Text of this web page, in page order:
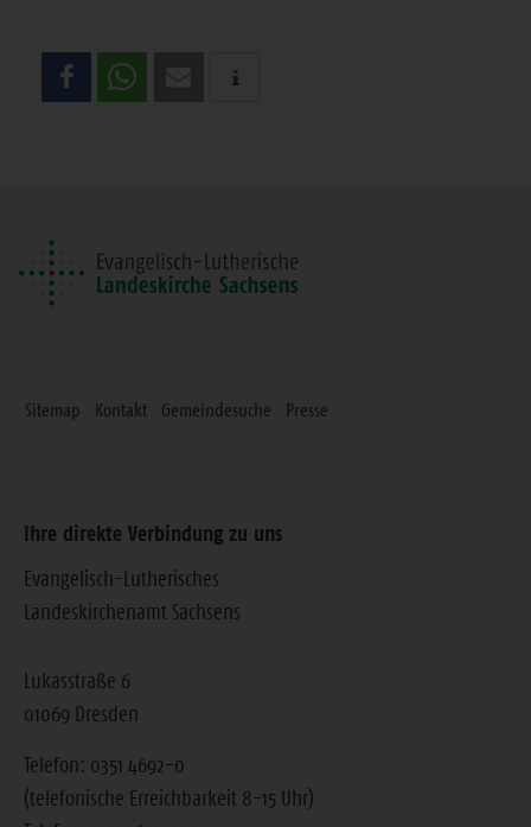
Teilen
Sie
Sitemap Kontakt Gemeindesuche Presse
Ihre direkte Verbindung zu uns
Evangelisch-Lutherisches
Landeskirchenamt Sachsens
Lukasstraße 6
01069 Dresden
Telefon: 0351 4692-0
(telefonische Erreichbarkeit 8-15 Uhr)